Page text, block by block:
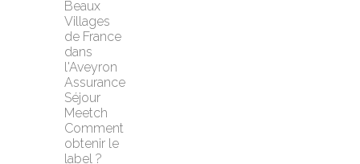
Beaux
Villages
de France
dans
l'Aveyron
Assurance
Séjour
Meetch
Comment
obtenir le
label ?